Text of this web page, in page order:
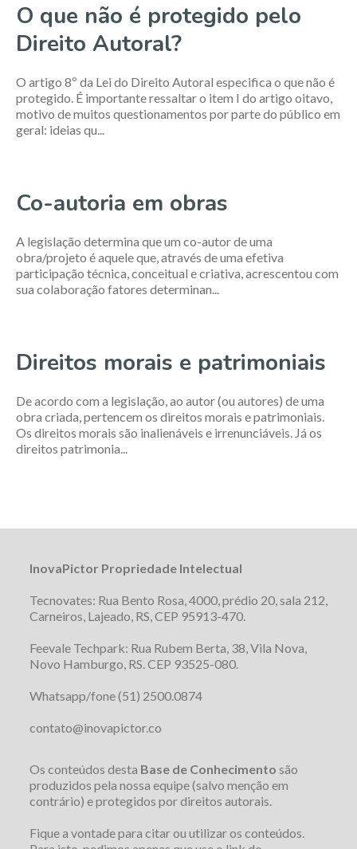
O que não é protegido pelo
Direito Autoral?
O artigo 8º da Lei do Direito Autoral especifica o que não é
protegido. É importante ressaltar o item I do artigo oitavo,
motivo de muitos questionamentos por parte do público em
geral: ideias qu...
Co-autoria em obras
A legislação determina que um co-autor de uma
obra/projeto é aquele que, através de uma efetiva
participação técnica, conceitual e criativa, acrescentou com
sua colaboração fatores determinan...
Direitos morais e patrimoniais
De acordo com a legislação, ao autor (ou autores) de uma
obra criada, pertencem os direitos morais e patrimoniais.
Os direitos morais são inalienáveis e irrenunciáveis. Já os
direitos patrimonia...
InovaPictor Propriedade Intelectual
Tecnovates: Rua Bento Rosa, 4000, prédio 20, sala 212,
Carneiros, Lajeado, RS, CEP 95913-470.
Feevale Techpark: Rua Rubem Berta, 38, Vila Nova,
Novo Hamburgo, RS. CEP 93525-080.
Whatsapp/fone (51) 2500.0874
contato@inovapictor.co
Os conteúdos desta Base de Conhecimento são
produzidos pela nossa equipe (salvo menção em
contrário) e protegidos por direitos autorais.
Fique a vontade para citar ou utilizar os conteúdos.